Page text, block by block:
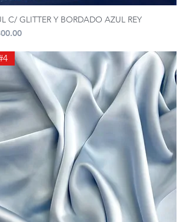
C/ GLITTER Y BORDADO AZUL REY